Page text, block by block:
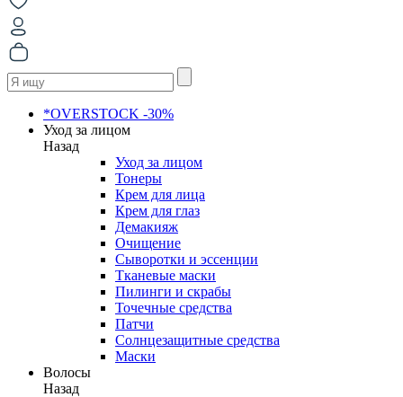
*OVERSTOCK -30%
Уход за лицом
Назад
Уход за лицом
Тонеры
Крем для лица
Крем для глаз
Демакияж
Очищение
Сыворотки и эссенции
Тканевые маски
Пилинги и скрабы
Точечные средства
Патчи
Солнцезащитные средства
Маски
Волосы
Назад